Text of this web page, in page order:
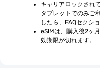
キャリアロックされ
タブレットでのみご
したら、FAQセクシ
eSIMは、購入後2ヶ
効期限が切れます。